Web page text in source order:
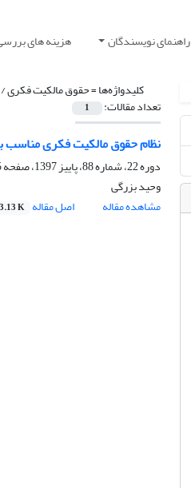
راهنمای نویسندگان هزینه های
کلیدواژه‌ها =حقوق مالکیت فکری /
تعداد مقالات: 1
نظام حقوق مالکیت فکری مناسب
دوره 22، شماره 88، پاییز 1397، صفحه
وحید بزرگی
مشاهده مقاله
اصل مقاله K